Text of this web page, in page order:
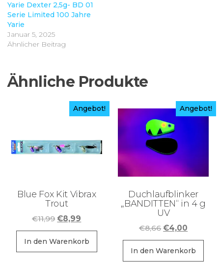
Yarie Dexter 2,5g- BD 01
Serie Limited 100 Jahre
Yarie
Januar 5, 2025
Ähnlicher Beitrag
Ähnliche Produkte
Angebot!
Blue Fox Kit Vibrax
Trout
€11,99Ursprünglicher
Preis
war:
€11,99
€8,99
Preis
ist:
€8,99.
In den Warenkorb
Angebot!
Duchlaufblinker
„BANDITTEN“ in 4 g
UV
€8,66 Ursprünglicher
Preis
war:
€4,00
Preis
ist:
In den Warenkorb